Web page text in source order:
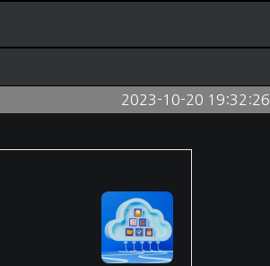
2023-10-20 19:32:26